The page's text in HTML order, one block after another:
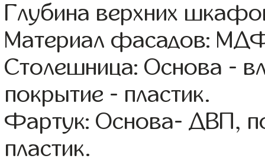
Глубина верхних
Материал фасадов:
Столешница: Основа -
покрытие - пластик.
Фартук: Основа- ДВП,
пластик.